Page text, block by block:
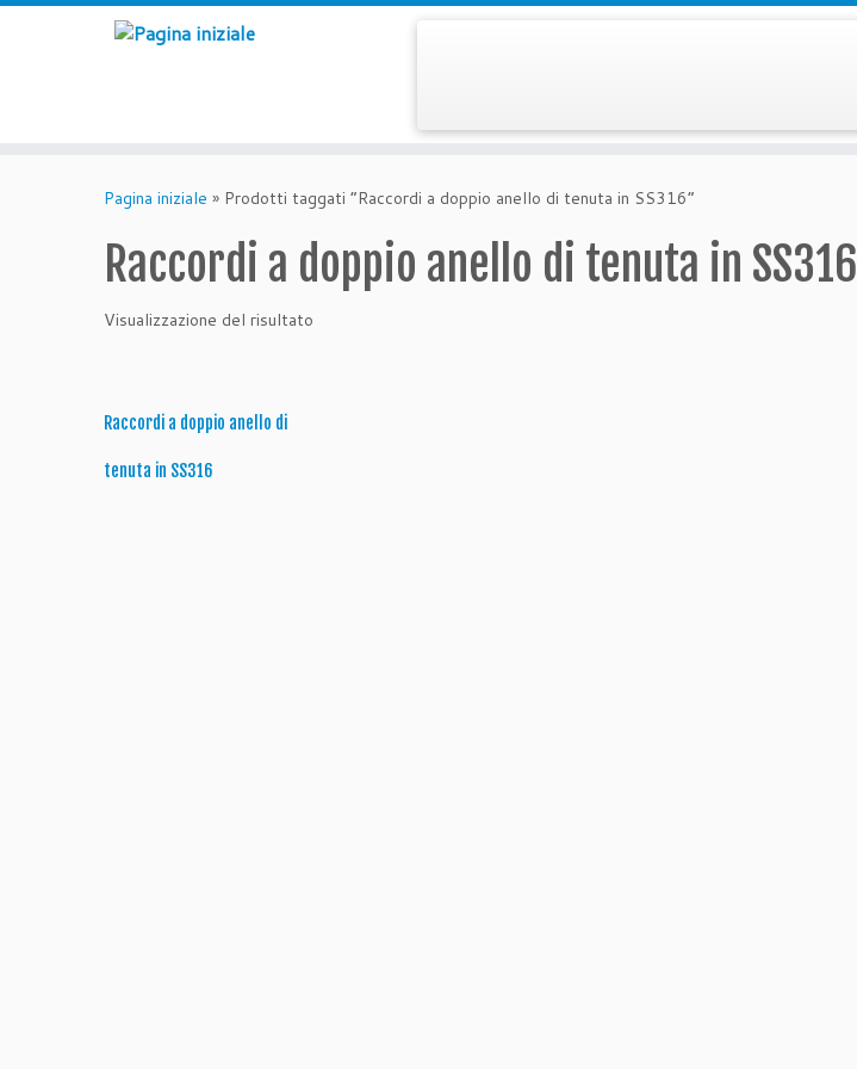
Pagina iniziale » Prodotti taggati “Raccordi a doppio anello di tenuta in SS316”
Raccordi a doppio anello di tenuta in SS316
Visualizzazione del risultato
Raccordi a doppio anello di
tenuta in SS316